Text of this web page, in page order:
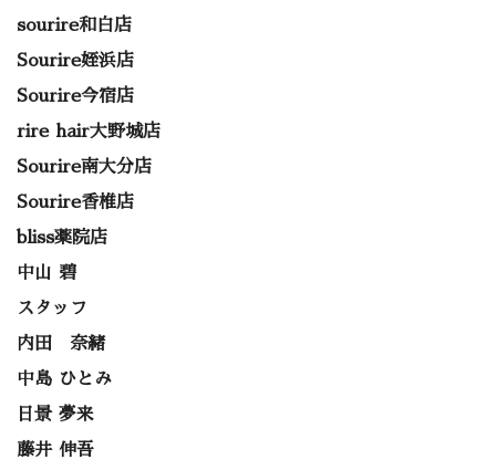
sourire和白店
Sourire姪浜店
Sourire今宿店
rire hair大野城店
Sourire南大分店
Sourire香椎店
bliss薬院店
中山 碧
スタッフ
内田 奈緒
中島 ひとみ
日景 夢来
藤井 伸吾